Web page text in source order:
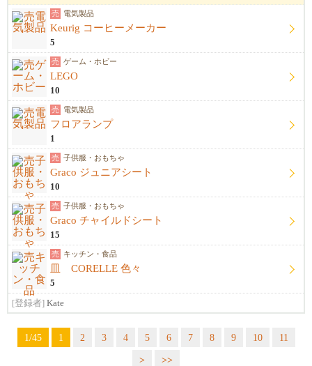
売 電気製品
Keurig コーヒーメーカー
5
売 ゲーム・ホビー
LEGO
10
売 電気製品
フロアランプ
1
売 子供服・おもちゃ
Graco ジュニアシート
10
売 子供服・おもちゃ
Graco チャイルドシート
15
売 キッチン・食品
皿 CORELLE 色々
5
[登録者] Kate
1/45 1 2 3 4 5 6 7 8 9 10
11
>
>>